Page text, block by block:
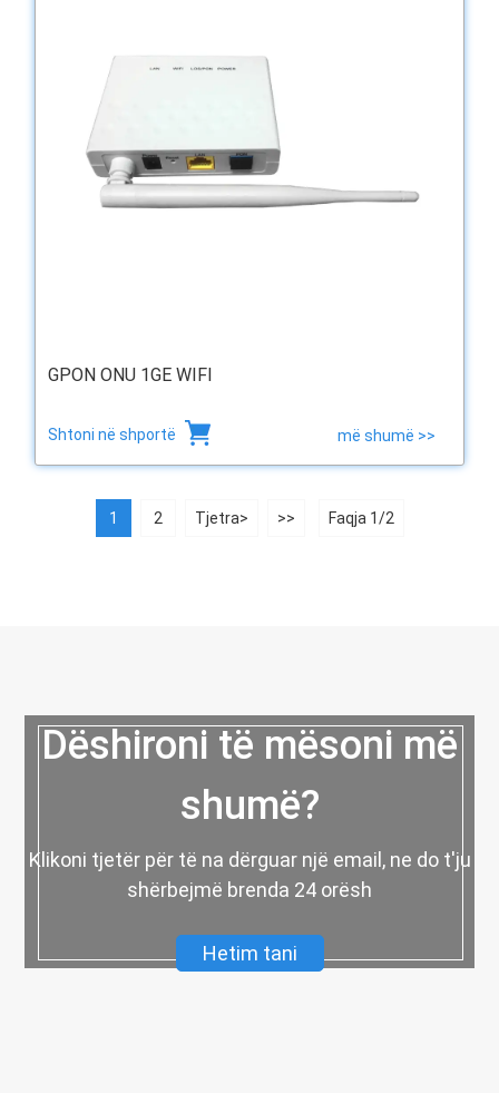
GPON ONU 1GE WIFI
Shtoni në shportë më shumë >>
1 2 Tjetra> >> Faqja 1/2
Dëshironi të mësoni më
shumë?
Klikoni tjetër për të na dërguar një email, ne do t'ju
shërbejmë brenda 24 orësh
Hetim tani